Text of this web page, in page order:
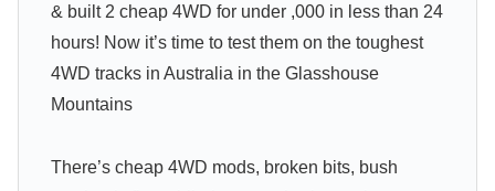
& built 2 cheap 4WD for under ,000 in less than 24
hours! Now it’s time to test them on the toughest
4WD tracks in Australia in the Glasshouse
Mountains
There’s cheap 4WD mods, broken bits, bush